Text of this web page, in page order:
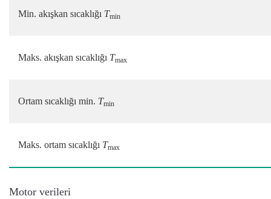
Min. akışkan sıcaklığı Tmin
Maks. akışkan sıcaklığı Tmax
Ortam sıcaklığı min. Tmin
Maks. ortam sıcaklığı Tmax
Motor verileri